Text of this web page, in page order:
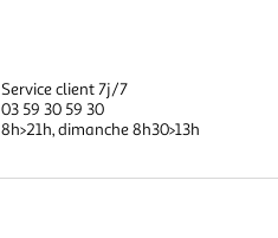
Service client 7j/7
03 59 30 59 30
8h>21h, dimanche 8h30>13h